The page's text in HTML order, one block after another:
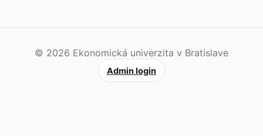
© 2026 Ekonomická univerzita v Bratislave
Admin login